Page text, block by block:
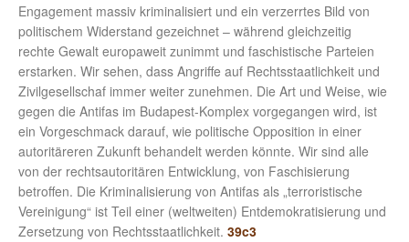
Engagement massiv kriminalisiert und ein verzerrtes Bild von
politischem Widerstand gezeichnet – während gleichzeitig
rechte Gewalt europaweit zunimmt und faschistische Parteien
erstarken. Wir sehen, dass Angriffe auf Rechtsstaatlichkeit und
Zivilgesellschaf immer weiter zunehmen. Die Art und Weise, wie
gegen die Antifas im Budapest-Komplex vorgegangen wird, ist
ein Vorgeschmack darauf, wie politische Opposition in einer
autoritäreren Zukunft behandelt werden könnte. Wir sind alle
von der rechtsautoritären Entwicklung, von Faschisierung
betroffen. Die Kriminalisierung von Antifas als „terroristische
Vereinigung“ ist Teil einer (weltweiten) Entdemokratisierung und
Zersetzung von Rechtsstaatlichkeit. 39c3